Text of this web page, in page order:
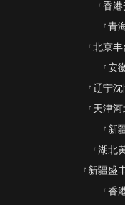
香港
青
北京丰
安
辽宁沈
天津河
新
湖北
新疆盛
香